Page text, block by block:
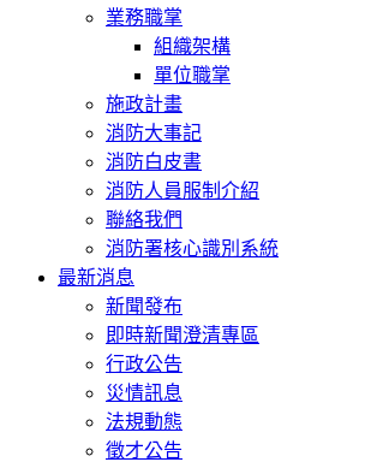
業務職掌
組織架構
單位職掌
施政計畫
消防大事記
消防白皮書
消防人員服制介紹
聯絡我們
消防署核心識別系統
最新消息
新聞發布
即時新聞澄清專區
行政公告
災情訊息
法規動態
徵才公告